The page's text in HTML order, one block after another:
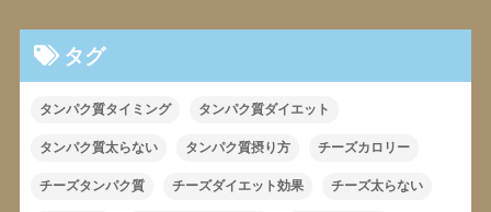
タグ
タンパク質タイミング タンパク質ダイエット
タンパク質太らない タンパク質摂り方 チーズカロリー
チーズタンパク質 チーズダイエット効果 チーズ太らない